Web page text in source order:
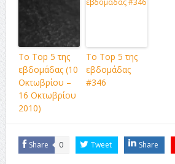
Το Top 5 της
εβδομάδας (10
Oκτωβρίου –
16 Οκτωβρίου
2010)
Το Top 5 της
εβδομάδας
#346
Share 0 Tweet Share